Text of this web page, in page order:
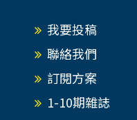
我要投稿
聯絡我們
訂閱方案
1-10期雜誌